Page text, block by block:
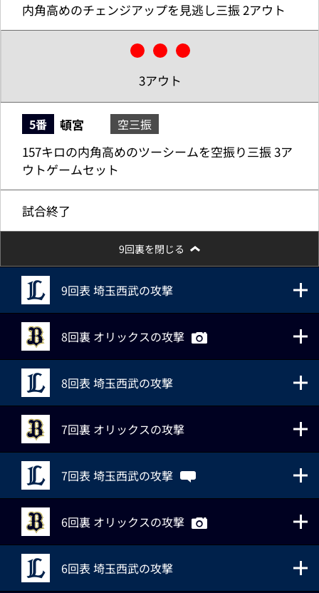
内角高めのチェンジアップを見逃し三振 2アウト
3アウト
5番 頓宮 空三振
157キロの内角高めのツーシームを空振り三振 3ア
ウトゲームセット
試合終了
9回裏を閉じる
9回表 埼玉西武の攻撃
8回裏 オリックスの攻撃
8回表 埼玉西武の攻撃
7回裏 オリックスの攻撃
7回表 埼玉西武の攻撃
6回裏 オリックスの攻撃
6回表 埼玉西武の攻撃